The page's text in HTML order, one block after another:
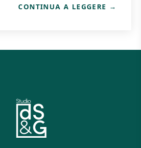
CONTINUA A LEGGERE